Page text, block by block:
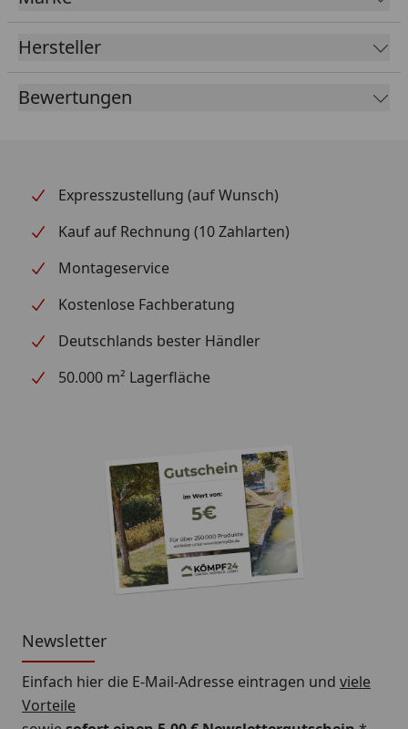
Hersteller
Bewertungen
Expresszustellung (auf Wunsch)
Kauf auf Rechnung (10 Zahlarten)
Montageservice
Kostenlose Fachberatung
Deutschlands bester Händler
50.000 m² Lagerfläche
Newsletter
Einfach hier die E-Mail-Adresse eintragen und viele
Vorteile